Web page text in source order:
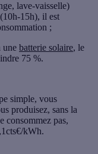
lave-vaisselle)
15h), il est
;
une batterie solaire, le
75 %.
simple, vous
produisez, sans la
consommez pas,
kWh.